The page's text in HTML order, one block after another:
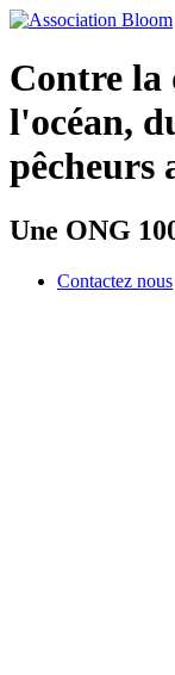
Contre la
l'océan,
pêcheurs
Une ONG
Contactez nous